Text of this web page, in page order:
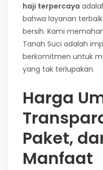
haji terpercaya
bahwa layanan
bersih. Kami
Tanah Suci adalah
berkomitmen untuk
yang tak terlupakan.
Harga
Paket,
Manfaat